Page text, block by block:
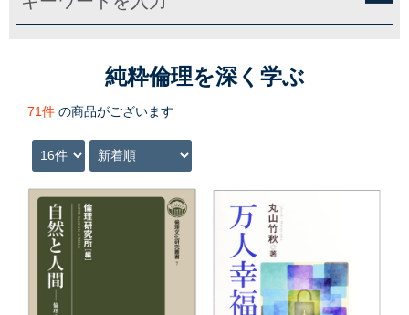
純粋倫理を深く学ぶ
71件 の商品がございます